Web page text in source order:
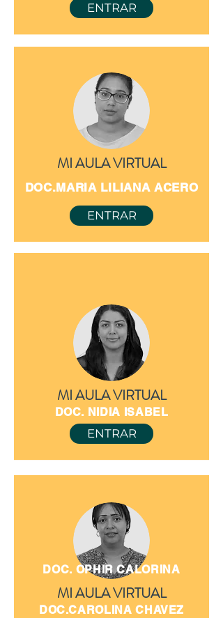
ENTRAR
MI AULA VIRTUAL
ENTRAR
DOC.MARIA LILIANA ACERO
ENTRAR
DOC. NIDIA ISABEL
MI AULA VIRTUAL
MI AULA VIRTUAL
DOC.CAROLINA CHAVEZ
DOC. OPHIR CALORINA